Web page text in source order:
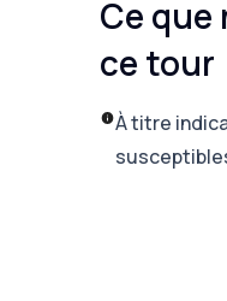
Ce
ce tour
À titre